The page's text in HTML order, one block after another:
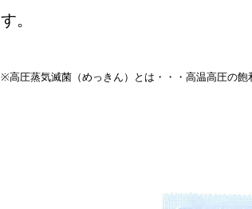
す。
※高圧蒸気滅菌（めっきん）とは・・・高温高圧の飽